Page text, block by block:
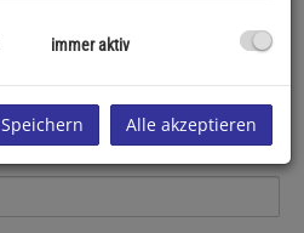
immer aktiv
Speichern Alle akzeptieren